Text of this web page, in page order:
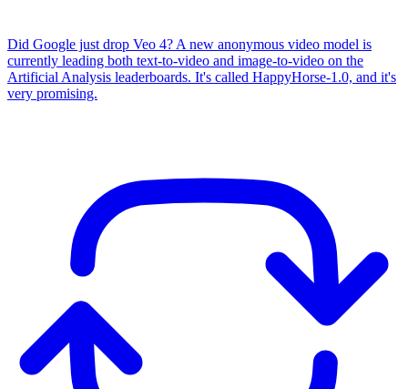
Did Google just drop Veo 4? A new anonymous video model is
currently leading both text-to-video and image-to-video on the
Artificial Analysis leaderboards. It's called HappyHorse-1.0, and it's
very promising.